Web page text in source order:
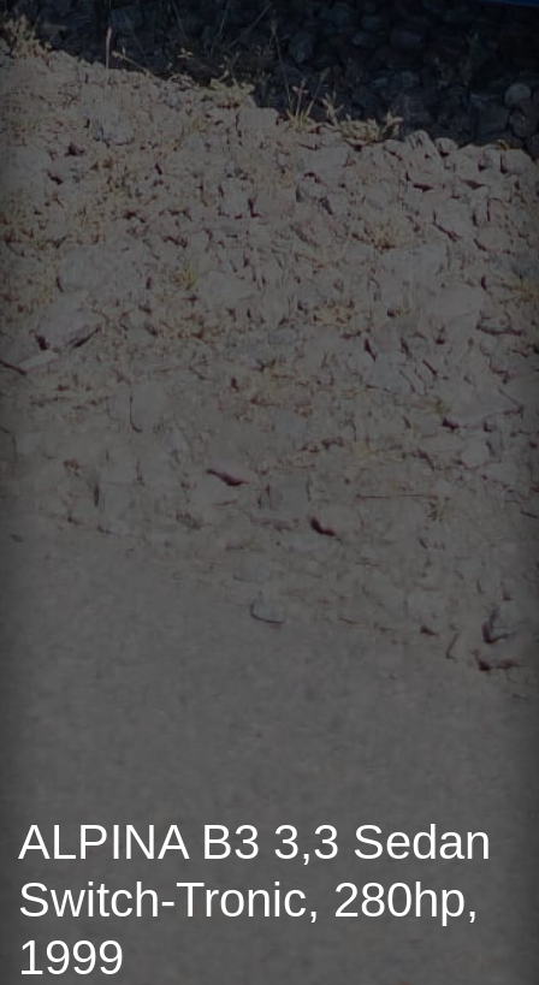
ALPINA B3 3,3 Sedan
Switch-Tronic, 280hp,
1999